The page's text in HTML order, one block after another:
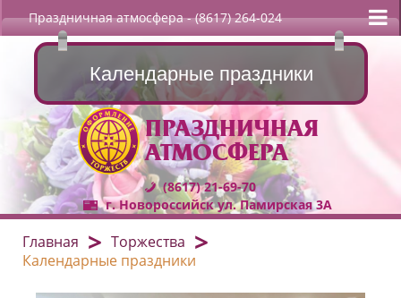
Праздничная атмосфера- (8617) 264-024
Календарные праздники
ПРАЗДНИЧНАЯ
АТМОСФЕРА
(8617) 21-69-70
г. Новороссийск ул. Памирская 3А
Главная
Торжества
Календарные праздники